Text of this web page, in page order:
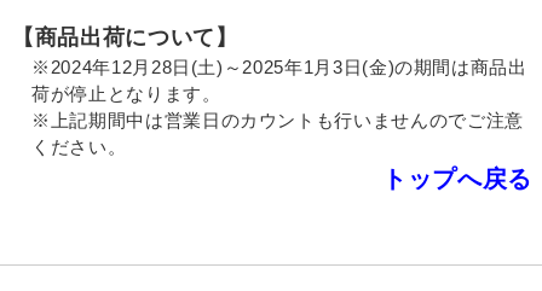
【商品出荷について】
※2024年12月28日(土)～2025年1月3日(金)の期間は商品出
荷が停止となります。
※上記期間中は営業日のカウントも行いませんのでご注意
ください。
トップへ戻る